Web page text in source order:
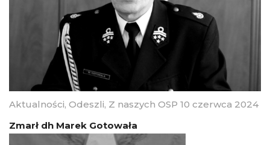
Aktualności, Odeszli, Z naszych OSP 10 czerwca 2024
Zmarł dh Marek Gotowała